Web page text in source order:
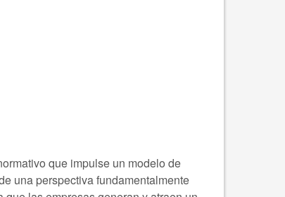
que impulse un modelo de
una perspectiva fundamentalmente